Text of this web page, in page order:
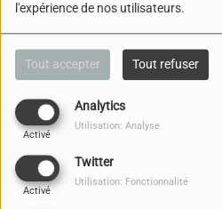
l'expérience de nos utilisateurs.
Tout accepter Tout refuser
Analytics
Activé
Utilisation: Analyse
Twitter
Activé
Utilisation: Fonctionnalité
Oups,
rencontré
Il semble que la page que